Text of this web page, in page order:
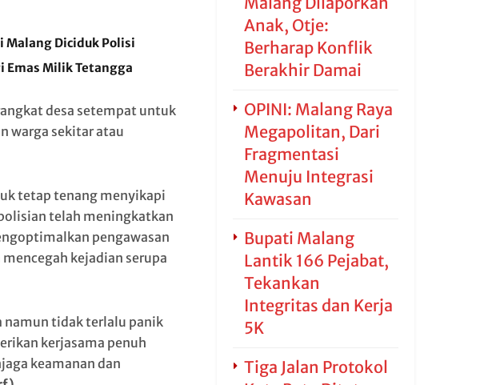
Malang Diciduk Polisi
Emas Milik Tetangga
desa setempat untuk
warga sekitar atau
tetap tenang menyikapi
telah meningkatkan
pengawasan
kejadian serupa
namun tidak terlalu panik
kerjasama penuh
keamanan dan
Anak, Otje:
Berharap Konflik
Berakhir Damai
OPINI: Malang Raya
Megapolitan, Dari
Fragmentasi
Menuju Integrasi
Kawasan
Bupati Malang
Lantik 166 Pejabat,
Tekankan
Integritas dan Kerja
5K
Tiga Jalan Protokol